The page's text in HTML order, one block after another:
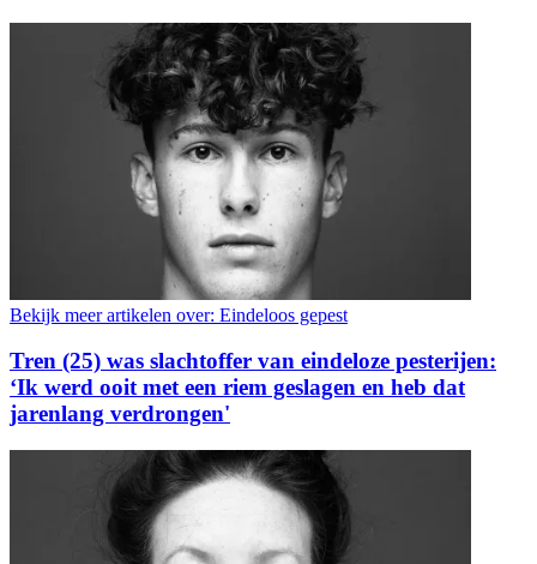
Bekijk meer artikelen over: Eindeloos gepest
Tren (25) was slachtoffer van eindeloze pesterijen:
‘Ik werd ooit met een riem geslagen en heb dat
jarenlang verdrongen'